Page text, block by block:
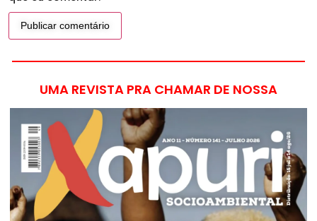
UMA REVISTA PRA CHAMAR DE NOSSA